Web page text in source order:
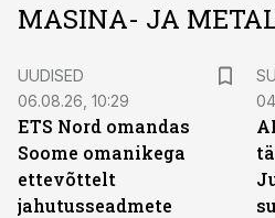
MASINA- JA
UUDISED
06.08.26, 10:29
ETS Nord omandas
Soome omanikega
ettevõttelt
jahutusseadmete